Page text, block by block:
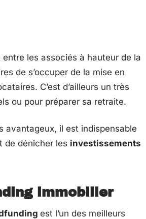
entre les associés à hauteur de la
de s’occuper de la mise en
C’est d’ailleurs un très
ou pour préparer sa retraite.
avantageux, il est indispensable
de dénicher les investissements
immobilier
est l’un des meilleurs